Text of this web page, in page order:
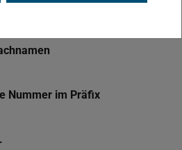
Nummer im Präfix